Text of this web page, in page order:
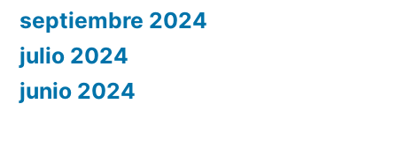
septiembre 2024
julio 2024
junio 2024